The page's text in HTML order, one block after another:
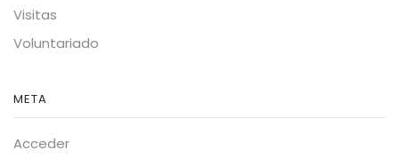
Visitas
Voluntariado
META
Acceder